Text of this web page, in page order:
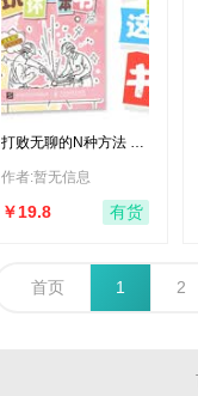
情绪的本质 总被情
困扰却不知根源？
国双院院士用因果
验揭开恐惧攻击的
经密码！胡海岚王
铭力荐，点击科学
懂情绪！神经科学
109.90
打败无聊的N种方法 玩
作者:暂无信息
￥19.8 有货
首页 1 2